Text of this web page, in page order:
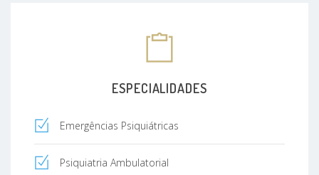
ESPECIALIDADES
Emergências Psiquiátricas
Psiquiatria Ambulatorial